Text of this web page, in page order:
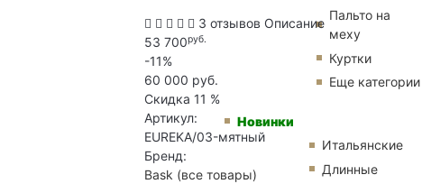
Пальто на
меху
Куртки
Еще категории
Новинки
Итальянские
Длинные
3 отзывов Описание
53 700руб.
-11%
60 000 руб.
Скидка 11 %
Артикул:
EUREKA/03-мятный
Бренд:
Bask (все товары)